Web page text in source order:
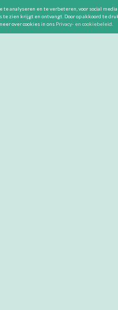
analyseren en te verbeteren, voor social
zien krijgt en ontvangt. Door op akkoord te
over cookies in ons Privacy- en cookiebeleid